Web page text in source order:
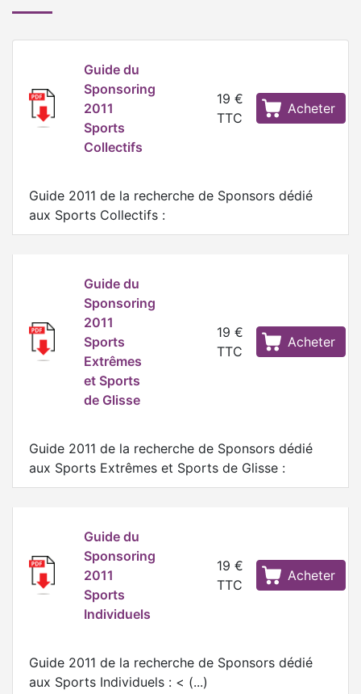
Guide du
Sponsoring
2011
Sports
Collectifs
19 €
TTC
Acheter
Guide 2011 de la recherche de Sponsors dédié
aux Sports Collectifs :
Guide du
Sponsoring
2011
Sports
Extrêmes
et Sports
de Glisse
19 €
TTC
Acheter
Guide 2011 de la recherche de Sponsors dédié
aux Sports Extrêmes et Sports de Glisse :
Guide du
Sponsoring
2011
Sports
Individuels
19 €
TTC
Acheter
Guide 2011 de la recherche de Sponsors dédié
aux Sports Individuels : < (...)